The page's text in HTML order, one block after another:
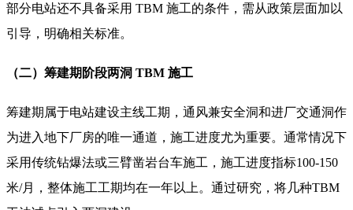
部分电站还不具备采用 TBM 施工的条件，需从政策层面加以
引导，明确相关标准。
（二）筹建期阶段两洞 TBM 施工
筹建期属于电站建设主线工期，通风兼安全洞和进厂交通洞作
为进入地下厂房的唯一通道，施工进度尤为重要。通常情况下
采用传统钻爆法或三臂凿岩台车施工，施工进度指标100-150
米/月，整体施工工期均在一年以上。通过研究，将几种TBM